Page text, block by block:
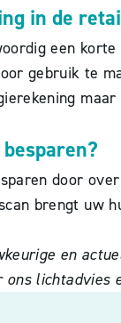
in de
een
gebruik te
maar
door
brengt
en
lichtadvies